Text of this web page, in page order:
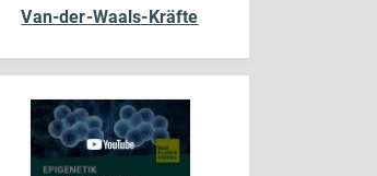
Van-der-Waals-Kräfte